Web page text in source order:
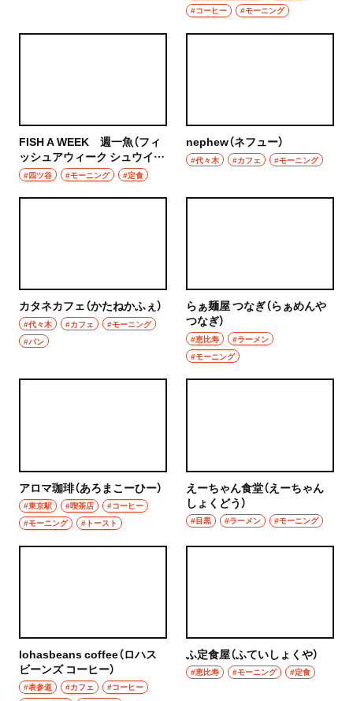
大宮
所沢
入間
川越
秩父・長瀞・三峰口
野田
千葉・船橋・津田沼
千葉
習志野
市川・本八幡
日本酒
焼酎
立ち飲み
ワイン
地酒
ウイスキー
カクテル
和食・郷土料理
とんかつ
和食
#コーヒー
#モーニング
FISH A WEEK 週一魚（フィ
ッシュアウィーク シュウイチ
サカナ）
#四ツ谷 #モーニング #定食
nephew（ネフュー）
#代々木 #カフェ #モーニング
カタネカフェ（かたねかふぇ）
#代々木 #カフェ
#モーニング
#パン
らぁ麺屋 つなぎ（らぁめんや
つなぎ）
#恵比寿
#ラーメン
#モーニング
アロマ珈琲（あろまこーひー）
#東京駅 #喫茶店
#コーヒー
#モーニング
#トースト
えーちゃん食堂（えーちゃん
しょくどう）
#目黒 #ラーメン #モーニング
lohasbeans coffee（ロハス
ビーンズ コーヒー）
#表参道 #カフェ
#コーヒー
ふ定食屋（ふていしょくや）
#恵比寿 #モーニング #定食